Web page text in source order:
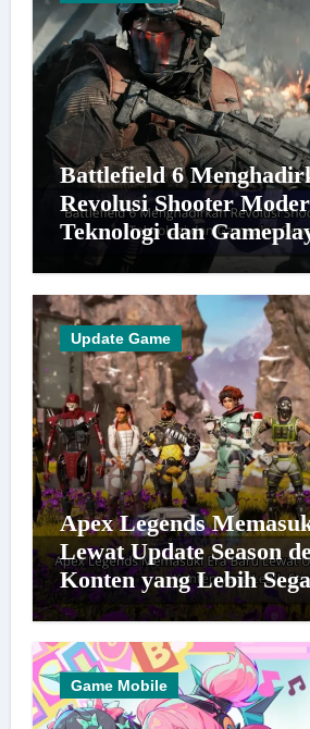
Battlefield 6
Revolusi Shooter
Teknologi dan
Baru
Update Game
Apex Legends
Lewat Update Season
Konten yang Lebih
Game Mobile